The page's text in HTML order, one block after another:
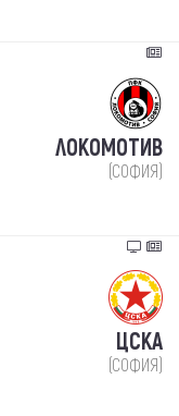
ЛОКОМОТИВ
(СОФИЯ)
ЦСКА
(СОФИЯ)